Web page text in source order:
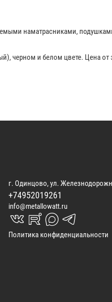
наматрасниками,
черном и белом цвете. Цена от
г. Одинцово, ул.
+74952019261
info@metallowatt.ru
vk_in rutube_in max_s telegrams_in
Политика конфиденциальности